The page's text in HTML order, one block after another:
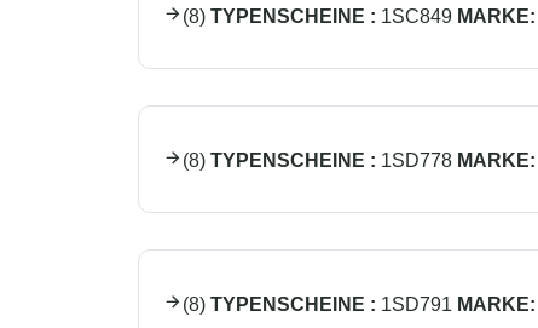
(8) TYPENSCHEINE : 1SC849 MARKE:
(8) TYPENSCHEINE : 1SD778 MARKE:
(8) TYPENSCHEINE : 1SD791 MARKE: